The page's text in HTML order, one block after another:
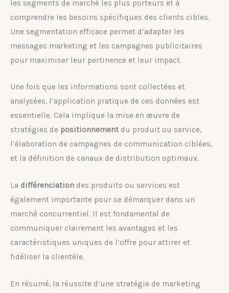
les segments de marché les plus porteurs et à
comprendre les besoins spécifiques des clients cibles.
Une segmentation efficace permet d’adapter les
messages marketing et les campagnes publicitaires
pour maximiser leur pertinence et leur impact.
Une fois que les informations sont collectées et
analysées, l’application pratique de ces données est
essentielle. Cela implique la mise en œuvre de
stratégies de positionnement du produit ou service,
l’élaboration de campagnes de communication ciblées,
et la définition de canaux de distribution optimaux.
La différenciation des produits ou services est
également importante pour se démarquer dans un
marché concurrentiel. Il est fondamental de
communiquer clairement les avantages et les
caractéristiques uniques de l’offre pour attirer et
fidéliser la clientèle.
En résumé, la réussite d’une stratégie de marketing